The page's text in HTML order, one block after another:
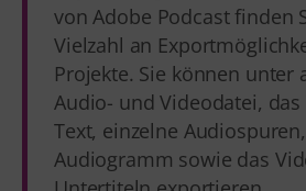
von Adobe Podcast finden
Vielzahl an
Projekte. Sie können unter
Audio- und Videodatei,
Text, einzelne
Audiogramm sowie das